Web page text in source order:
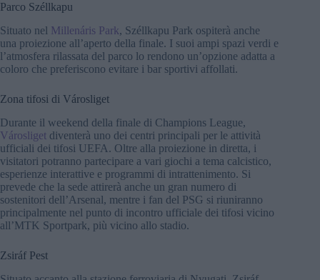
Parco Széllkapu
Situato nel Millenáris Park, Széllkapu Park ospiterà anche
una proiezione all’aperto della finale. I suoi ampi spazi verdi e
l’atmosfera rilassata del parco lo rendono un’opzione adatta a
coloro che preferiscono evitare i bar sportivi affollati.
Zona tifosi di Városliget
Durante il weekend della finale di Champions League,
Városliget diventerà uno dei centri principali per le attività
ufficiali dei tifosi UEFA. Oltre alla proiezione in diretta, i
visitatori potranno partecipare a vari giochi a tema calcistico,
esperienze interattive e programmi di intrattenimento. Si
prevede che la sede attirerà anche un gran numero di
sostenitori dell’Arsenal, mentre i fan del PSG si riuniranno
principalmente nel punto di incontro ufficiale dei tifosi vicino
all’MTK Sportpark, più vicino allo stadio.
Zsiráf Pest